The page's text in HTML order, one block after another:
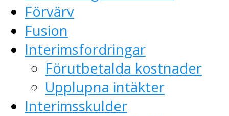
Förvärv
Fusion
Interimsfordringar
Förutbetalda kostnader
Upplupna intäkter
Interimsskulder